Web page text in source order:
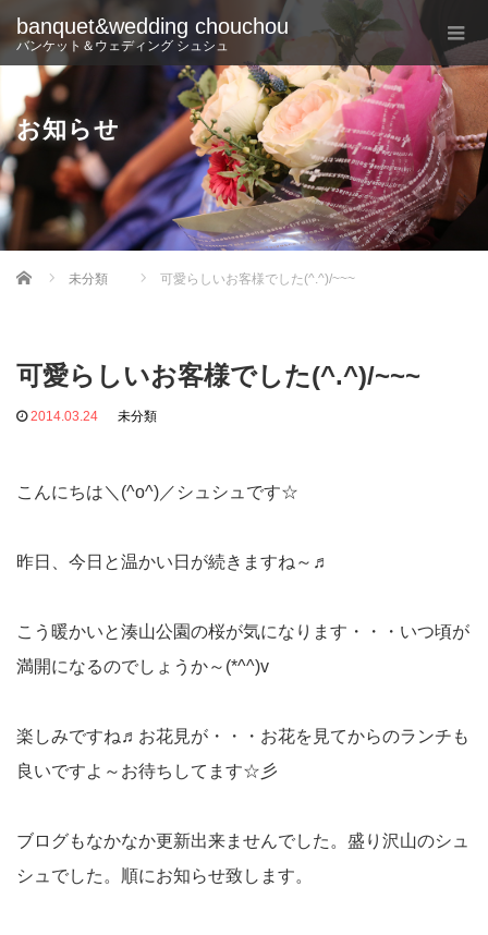
banquet&wedding chouchou
バンケット＆ウェディング シュシュ
お知らせ
Home 未分類 可愛らしいお客様でした(^.^)/~~~
可愛らしいお客様でした(^.^)/~~~
2014.03.24 未分類
こんにちは＼(^o^)／シュシュです☆
昨日、今日と温かい日が続きますね～♬
こう暖かいと湊山公園の桜が気になります・・・いつ頃が
満開になるのでしょうか～(*^^)v
楽しみですね♬お花見が・・・お花を見てからのランチも
良いですよ～お待ちしてます☆彡
ブログもなかなか更新出来ませんでした。盛り沢山のシュ
シュでした。順にお知らせ致します。